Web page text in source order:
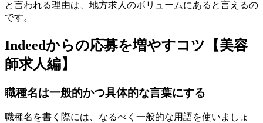
と言われる理由は、地方求人のボリュームにあると言えるの
です。
Indeedからの応募を増やすコツ【美容
師求人編】
職種名は一般的かつ具体的な言葉にする
職種名を書く際には、なるべく一般的な用語を使いましょ